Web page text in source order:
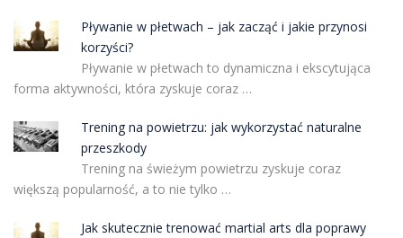
Pływanie w płetwach – jak zacząć i jakie przynosi
korzyści?
Pływanie w płetwach to dynamiczna i ekscytująca
forma aktywności, która zyskuje coraz …
Trening na powietrzu: jak wykorzystać naturalne
przeszkody
Trening na świeżym powietrzu zyskuje coraz
większą popularność, a to nie tylko …
Jak skutecznie trenować martial arts dla poprawy